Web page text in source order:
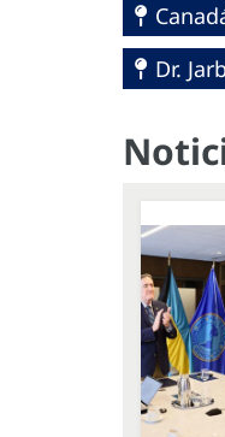
Dr.